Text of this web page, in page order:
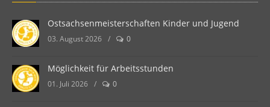
Ostsachsenmeisterschaften Kinder und Jugend
03. August 2026 / 0
Möglichkeit für Arbeitsstunden
01. Juli 2026 / 0